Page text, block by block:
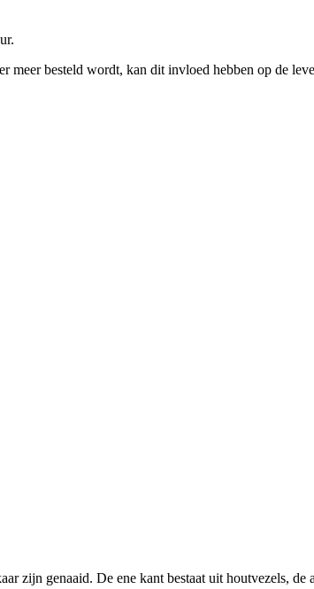
.
besteld wordt, kan dit invloed hebben op de
zijn genaaid. De ene kant bestaat uit houtvezels,